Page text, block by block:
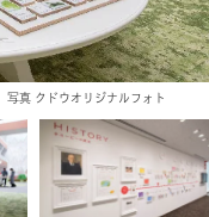
写真 クドウオリジナルフォト